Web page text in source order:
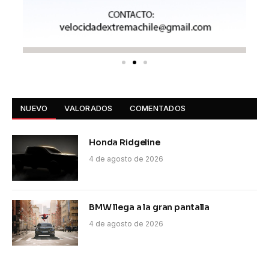
NUEVO VALORADOS COMENTADOS
Honda Ridgeline
4 de agosto de 2026
BMW llega a la gran pantalla
4 de agosto de 2026